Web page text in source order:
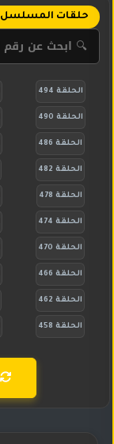
حلقات المسلسل
الحلقة 494
الحلقة 490
الحلقة 486
الحلقة 482
الحلقة 478
الحلقة 474
الحلقة 470
الحلقة 466
الحلقة 462
الحلقة 458